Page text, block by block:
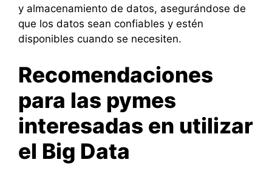
y almacenamiento de datos, asegurándose de
que los datos sean confiables y estén
disponibles cuando se necesiten.
Recomendaciones
para las pymes
interesadas en utilizar
el Big Data